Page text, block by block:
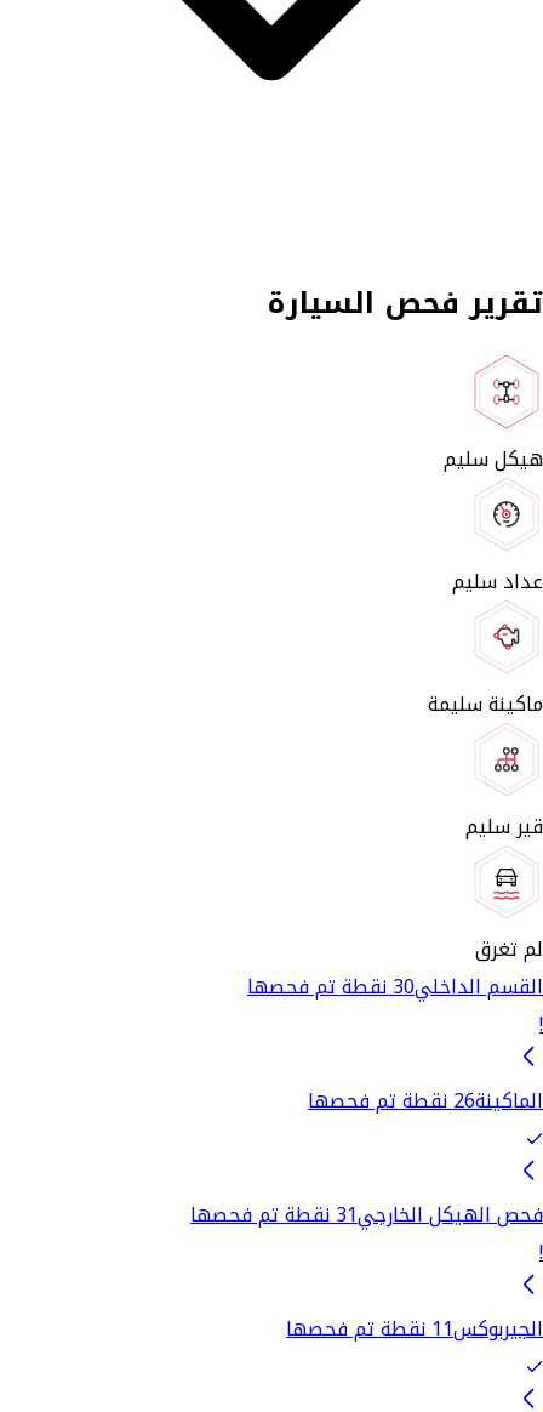
تقرير فحص السيارة
هيكل سليم
عداد سليم
ماكينة سليمة
قير سليم
لم تغرق
القسم الداخلي30 نقطة تم فحصها
!
الماكينة26 نقطة تم فحصها
فحص الهيكل الخارجي31 نقطة تم فحصها
!
الجيربوكس11 نقطة تم فحصها